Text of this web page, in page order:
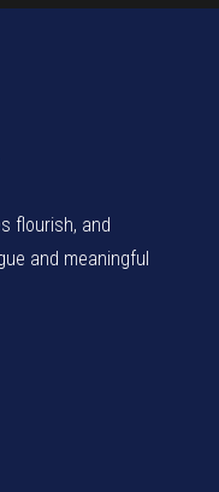
flourish, and
and meaningful